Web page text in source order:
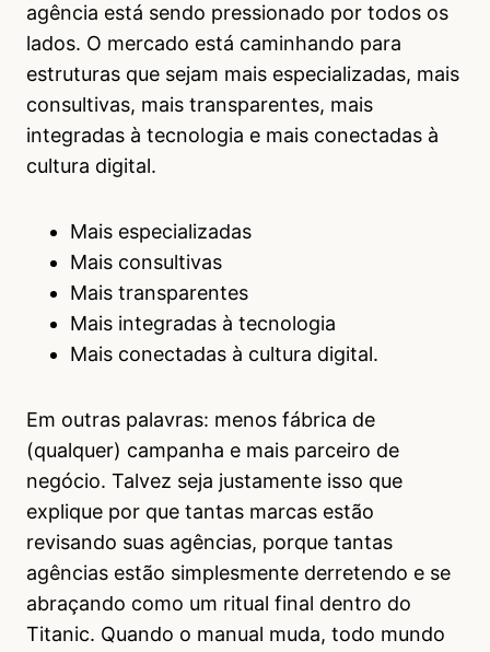
agência está sendo pressionado por todos os
lados. O mercado está caminhando para
estruturas que sejam mais especializadas, mais
consultivas, mais transparentes, mais
integradas à tecnologia e mais conectadas à
cultura digital.
Mais especializadas
Mais consultivas
Mais transparentes
Mais integradas à tecnologia
Mais conectadas à cultura digital.
Em outras palavras: menos fábrica de
(qualquer) campanha e mais parceiro de
negócio. Talvez seja justamente isso que
explique por que tantas marcas estão
revisando suas agências, porque tantas
agências estão simplesmente derretendo e se
abraçando como um ritual final dentro do
Titanic. Quando o manual muda, todo mundo